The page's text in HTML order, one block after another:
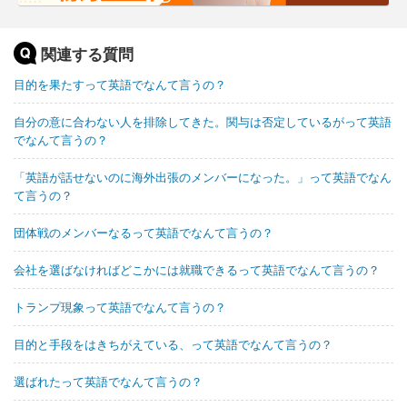
関連する質問
目的を果たすって英語でなんて言うの？
自分の意に合わない人を排除してきた。関与は否定しているがって英語
でなんて言うの？
「英語が話せないのに海外出張のメンバーになった。」って英語でなん
て言うの？
団体戦のメンバーなるって英語でなんて言うの？
会社を選ばなければどこかには就職できるって英語でなんて言うの？
トランプ現象って英語でなんて言うの？
目的と手段をはきちがえている、って英語でなんて言うの？
選ばれたって英語でなんて言うの？